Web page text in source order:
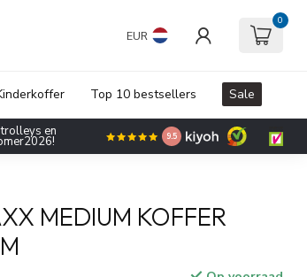
EUR
0
Top 10 bestsellers Sale
en 9.5
MEDIUM KOFFER